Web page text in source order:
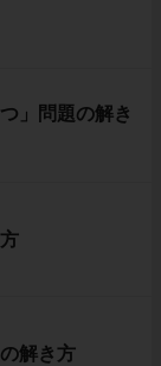
」問題の解き
解き方